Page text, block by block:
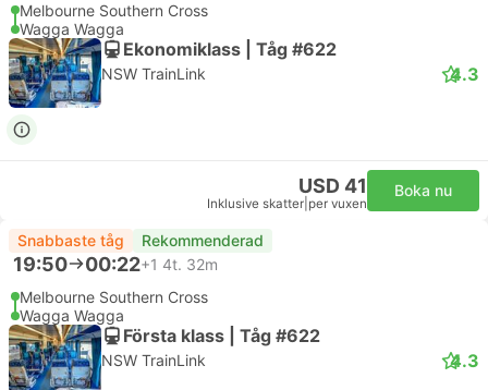
Melbourne Southern Cross
Wagga Wagga
Ekonomiklass | Tåg #622
NSW TrainLink 4.3
USD 41
Inklusive skatter per vuxen
Boka nu
Snabbaste tåg Rekommenderad
19:50 00:22+1 4t. 32m
Melbourne Southern Cross
Wagga Wagga
Första klass | Tåg #622
NSW TrainLink 4.3